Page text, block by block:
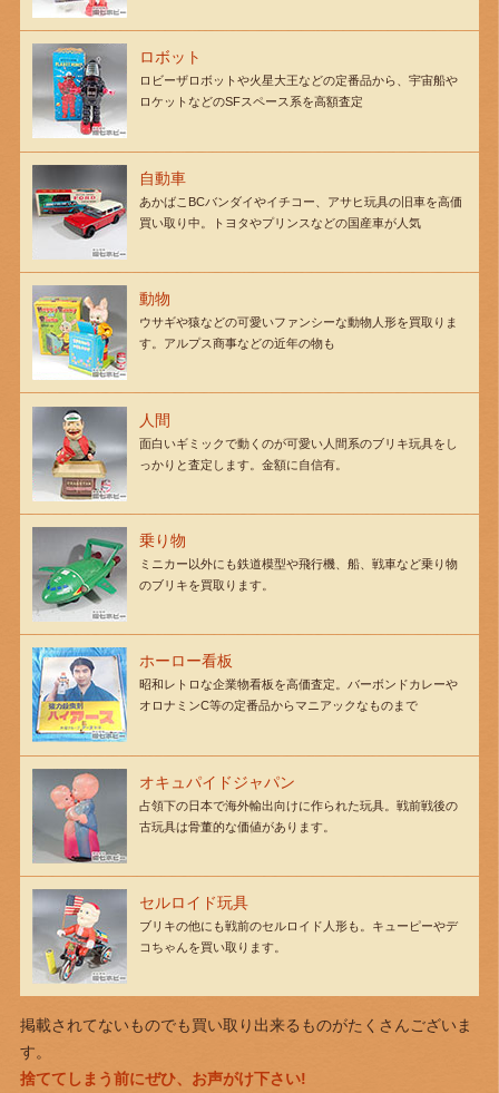
ロボット
ロビーザロボットや火星大王などの定番品から、宇宙船や
ロケットなどのSFスペース系を高額査定
自動車
あかばこBCバンダイやイチコー、アサヒ玩具の旧車を高価
買い取り中。トヨタやプリンスなどの国産車が人気
動物
ウサギや猿などの可愛いファンシーな動物人形を買取りま
す。アルプス商事などの近年の物も
人間
面白いギミックで動くのが可愛い人間系のブリキ玩具をし
っかりと査定します。金額に自信有。
乗り物
ミニカー以外にも鉄道模型や飛行機、船、戦車など乗り物
のブリキを買取ります。
ホーロー看板
昭和レトロな企業物看板を高価査定。バーボンドカレーや
オロナミンC等の定番品からマニアックなものまで
オキュパイドジャパン
占領下の日本で海外輸出向けに作られた玩具。戦前戦後の
古玩具は骨董的な価値があります。
セルロイド玩具
ブリキの他にも戦前のセルロイド人形も。キューピーやデ
コちゃんを買い取ります。
掲載されてないものでも買い取り出来るものがたくさんございま
す。
捨ててしまう前にぜひ、お声がけ下さい!